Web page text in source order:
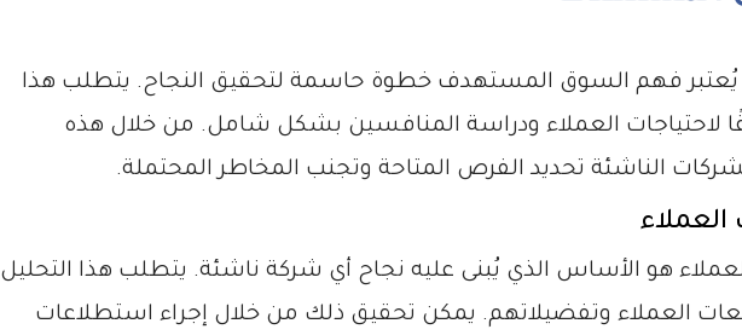
يُعتبر فهم السوق المستهدف خطوة حاسمة لتحقيق النجاح. يتطلب هذا
لاحتياجات العملاء ودراسة المنافسين بشكل شامل. من خلال هذه
الناشئة تحديد الفرص المتاحة وتجنب المخاطر المحتملة.
العملاء
هو الأساس الذي يُبنى عليه نجاح أي شركة ناشئة. يتطلب هذا التحليل
العملاء وتفضيلاتهم. يمكن تحقيق ذلك من خلال إجراء استطلاعات